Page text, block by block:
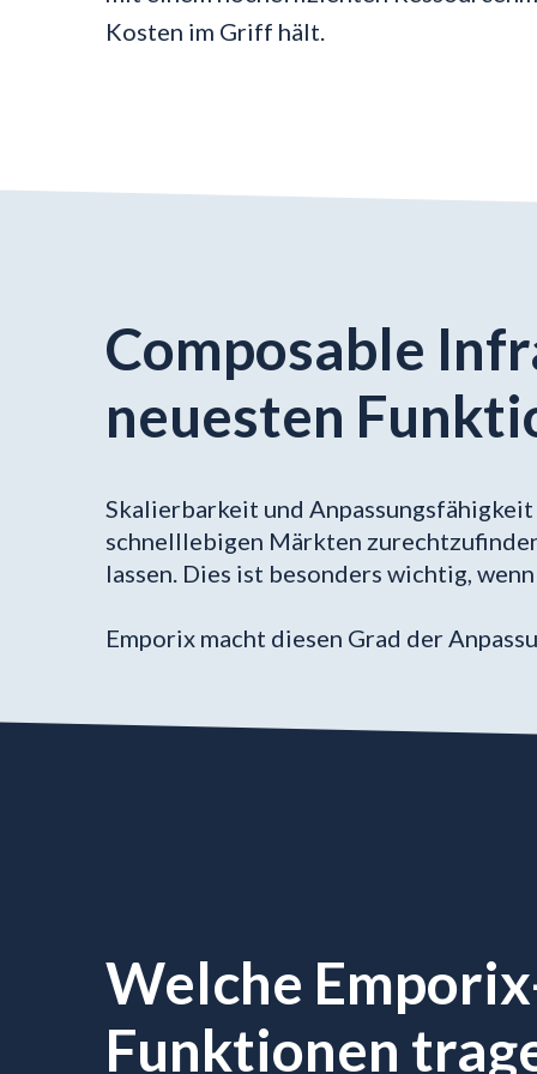
Kosten im Griff hält.
Composable
neuesten
Skalierbarkeit und
schnelllebigen Märkten
lassen. Dies ist besonders wichtig,
Emporix macht diesen Grad der
Welche
Funktionen